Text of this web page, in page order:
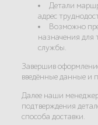
Детали
адрес
Возможно
назначения для
службы.
Завершив
введённые данные и
Далее наши
подтверждения
способа доставки.